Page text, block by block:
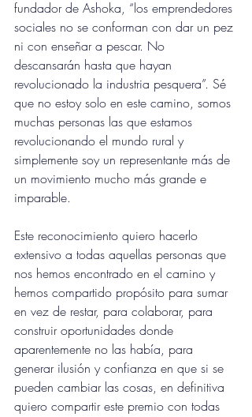
fundador de Ashoka, “los emprendedores
sociales no se conforman con dar un pez
ni con enseñar a pescar. No
descansarán hasta que hayan
revolucionado la industria pesquera”. Sé
que no estoy solo en este camino, somos
muchas personas las que estamos
revolucionando el mundo rural y
simplemente soy un representante más de
un movimiento mucho más grande e
imparable.
Este reconocimiento quiero hacerlo
extensivo a todas aquellas personas que
nos hemos encontrado en el camino y
hemos compartido propósito para sumar
en vez de restar, para colaborar, para
construir oportunidades donde
aparentemente no las había, para
generar ilusión y confianza en que si se
pueden cambiar las cosas, en definitiva
quiero compartir este premio con todas